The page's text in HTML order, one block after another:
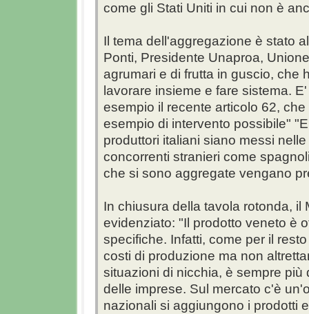
come gli Stati Uniti in cui non è
Il tema dell'aggregazione è stato
Ponti, Presidente Unaproa,
agrumari e di frutta in guscio, che
lavorare insieme e fare sistema.
esempio il recente articolo 62,
esempio di intervento possibile"
produttori italiani siano messi
concorrenti stranieri come
che si sono aggregate vengano
In chiusura della tavola rotonda, il
evidenziato: "Il prodotto veneto è
specifiche. Infatti, come per il
costi di produzione ma non
situazioni di nicchia, è sempre più
delle imprese. Sul mercato c'è
nazionali si aggiungono i prodotti